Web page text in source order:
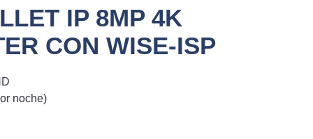
IP 8MP 4K
CON WISE-ISP
noche)